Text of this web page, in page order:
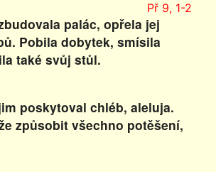
Př 9, 1-2
palác, opřela jej
Pobila dobytek, smísila
také svůj stůl.
poskytoval chléb, aleluja.
způsobit všechno potěšení,